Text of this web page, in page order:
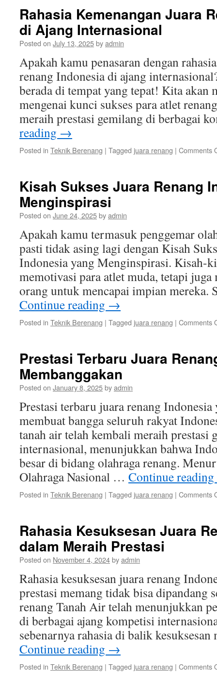
Rahasia Kemenangan Juara
di Ajang Internasional
Posted on July 13, 2025byadmin
Apakah kamu penasaran dengan
renang Indonesia di ajang
berada di tempat yang tepat! Kita akan
mengenai kunci sukses para atlet
meraih prestasi gemilang di berbagai
reading →
Posted in Teknik Berenang | Tagged juara renang | Comments
Kisah Sukses Juara Renang
Menginspirasi
Posted on June 24, 2025byadmin
Apakah kamu termasuk penggemar
pasti tidak asing lagi dengan Kisah
Indonesia yang Menginspirasi. Kisah-
memotivasi para atlet muda, tetapi
orang untuk mencapai impian mereka.
Continue reading →
Posted in Teknik Berenang | Tagged juara renang | Comments
Prestasi Terbaru Juara
Membanggakan
Posted on January 8, 2025byadmin
Prestasi terbaru juara renang Indonesia
membuat bangga seluruh rakyat
tanah air telah kembali meraih prestasi
internasional, menunjukkan bahwa
besar di bidang olahraga renang.
Olahraga Nasional … Continue reading
Posted in Teknik Berenang | Tagged juara renang | Comments
Rahasia Kesuksesan Juara
dalam Meraih Prestasi
Posted on November 4, 2024byadmin
Rahasia kesuksesan juara renang
prestasi memang tidak bisa dipandang
renang Tanah Air telah menunjukkan
di berbagai ajang kompetisi
sebenarnya rahasia di balik
Continue reading →
Posted in Teknik Berenang | Tagged juara renang | Comments